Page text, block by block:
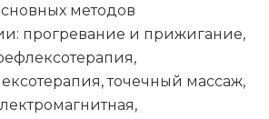
методов
прогревание и прижигание,
точечный массаж,